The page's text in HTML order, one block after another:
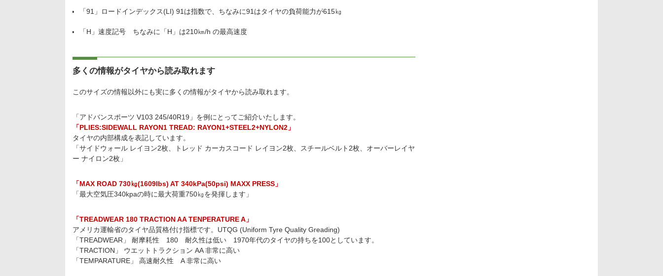
「91」ロードインデックス(LI) 91は指数で、ちなみに91はタイヤの負荷能力が615㎏
「H」速度記号 ちなみに「H」は210㎞/h の最高速度
多くの情報がタイヤから読み取れます
このサイズの情報以外にも実に多くの情報がタイヤから読み取れます。
「アドバンスポーツ V103 245/40R19」を例にとってご紹介いたします。
「PLIES:SIDEWALL RAYON1 TREAD: RAYON1+STEEL2+NYLON2」
タイヤの内部構成を表記しています。
「サイドウォール レイヨン2枚、トレッド カーカスコード レイヨン2枚、スチールベルト2枚、オーバーレイヤ
ー ナイロン2枚」
「MAX ROAD 730㎏(1609lbs) AT 340kPa(50psi) MAXX PRESS」
「最大空気圧340kpaの時に最大荷重750㎏を発揮します」
「TREADWEAR 180 TRACTION AA TENPERATURE A」
アメリカ運輸省のタイヤ品質格付け指標です。UTQG (Uniform Tyre Quality Greading)
「TREADWEAR」 耐摩耗性 180 耐久性は低い 1970年代のタイヤの持ちを100としています。
「TRACTION」 ウエットトラクション AA 非常に高い
「TEMPARATURE」 高速耐久性 A 非常に高い